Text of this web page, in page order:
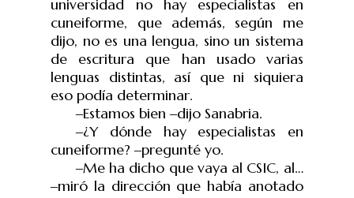
universidad no hay especialistas en
cuneiforme, que además, según me
dijo, no es una lengua, sino un sistema
de escritura que han usado varias
lenguas distintas, así que ni siquiera
eso podía determinar.
‒Estamos bien‒dijo Sanabria.
‒¿Y dónde hay especialistas en
cuneiforme?‒pregunté yo.
‒Me ha dicho que vaya al CSIC, al…
‒miró la dirección que había anotado